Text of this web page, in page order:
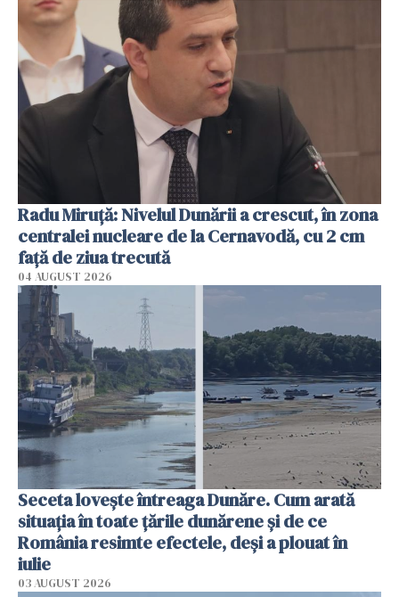
Radu Miruţă: Nivelul Dunării a crescut, în zona
centralei nucleare de la Cernavodă, cu 2 cm
faţă de ziua trecută
04 AUGUST 2026
Seceta lovește întreaga Dunăre. Cum arată
situația în toate țările dunărene și de ce
România resimte efectele, deși a plouat în
iulie
03 AUGUST 2026